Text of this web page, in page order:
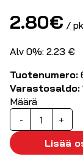
2.80€ /
Alv 0%: 2.23 €
Tuotenumero:
Varastosaldo:
Määrä
-
Duracell
LR44
paristo,
2kpl
+
Lisää